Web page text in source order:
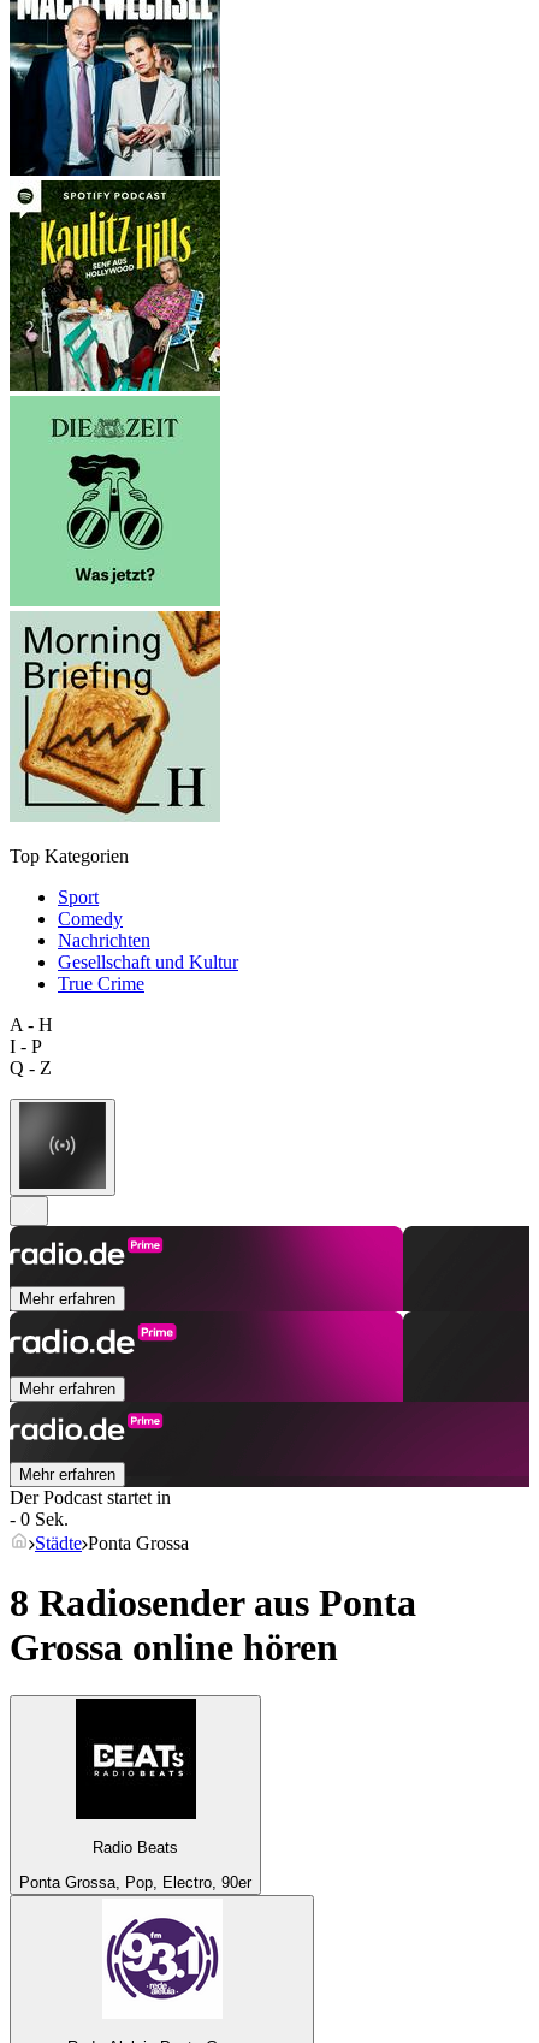
Top Kategorien
Sport
Comedy
Nachrichten
Gesellschaft und Kultur
True Crime
A - H
I - P
Q - Z
Mehr erfahren
Mehr erfahren
Mehr erfahren
Der Podcast startet in
- 0 Sek.
Städte Ponta Grossa
8 Radiosender aus Ponta
Grossa online hören
Radio Beats
Ponta Grossa, Pop, Electro, 90er